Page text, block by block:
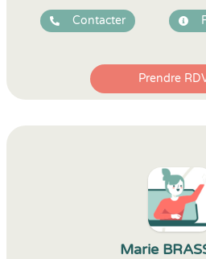
Contacter
Prendre
Marie